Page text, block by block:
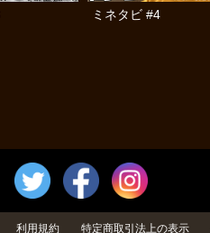
ミネタビ #4
利用規約 特定商取引法上の表示